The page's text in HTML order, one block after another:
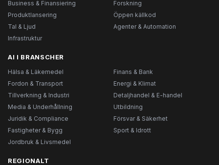
Business & Finansiering
Forskning
Produktlansering
Öppen källkod
Tal & Ljud
Agenter & Automation
Infrastruktur
AI I BRANSCHER
Hälsa & Läkemedel
Finans & Bank
Fordon & Transport
Energi & Klimat
Tillverkning & Industri
Detaljhandel & E-handel
Media & Underhållning
Utbildning
Juridik & Compliance
Försvar & Säkerhet
Fastigheter & Bygg
Sport & Idrott
Jordbruk & Livsmedel
REGIONALT